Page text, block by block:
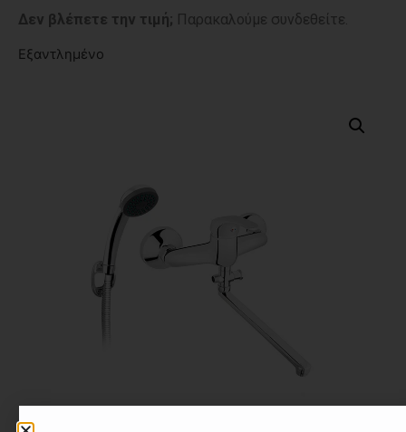
Δεν βλέπετε την τιμή; Παρακαλούμε συνδεθείτε.
Εξαντλημένο